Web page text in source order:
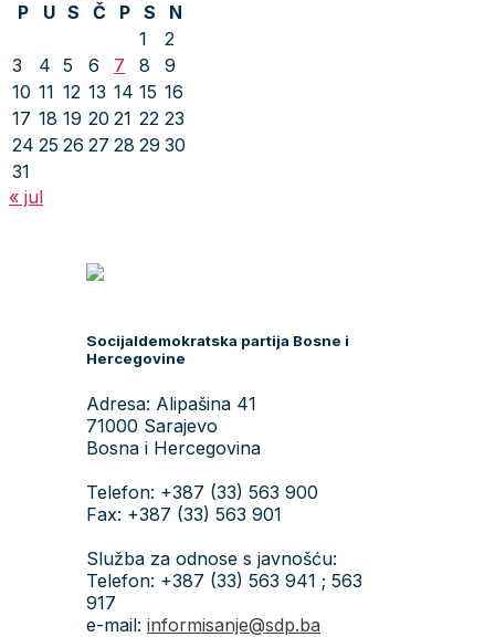
P
U S Č P S
N
1
2
3
4 5 6 7 8
9
10 11 12 13 14 15 16
17 18 19 20 21 22 23
24 25 26 27 28 29 30
31
« jul
Socijaldemokratska partija Bosne i
Hercegovine
Adresa: Alipašina 41
71000 Sarajevo
Bosna i Hercegovina
Telefon: +387 (33) 563 900
Fax: +387 (33) 563 901
Služba za odnose s javnošću:
Telefon: +387 (33) 563 941 ; 563
917
e-mail: informisanje@sdp.ba